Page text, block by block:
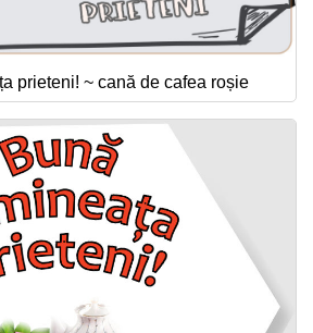
prieteni! ~ cană de cafea roșie